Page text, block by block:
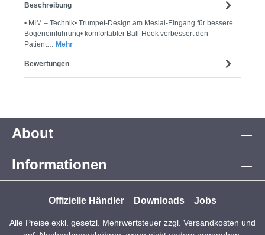
Beschreibung
• MIM – Technik• Trumpet-Design am Mesial-Eingang für bessere
Bogeneinführung• komfortabler Ball-Hook verbessert den
Patient… Mehr
Bewertungen
About
Informationen
Offizielle Händler Downloads Jobs
Alle Preise exkl. gesetzl. Mehrwertsteuer zzgl. Versandkosten und